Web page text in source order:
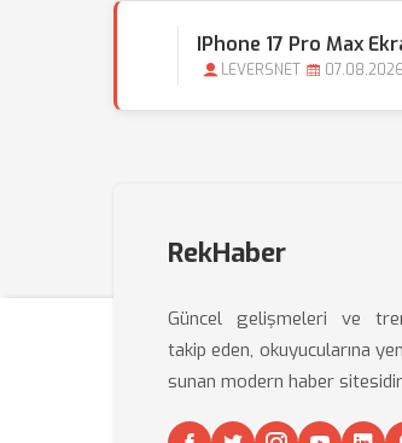
IPhone 17 Pro Max
LEVERSNET 07.08.2026
RekHaber
Güncel gelişmeleri ve
takip eden, okuyucularına
sunan modern haber